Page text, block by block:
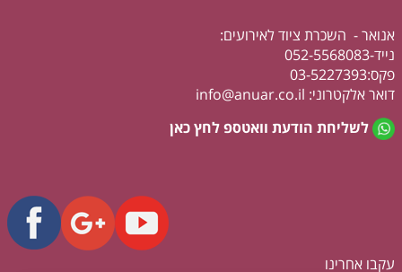
אנואר - השכרת ציוד לאירועים:
נייד-052-5568083
פקס:03-5227393
דואר אלקטרוני: info@anuar.co.il
לשליחת הודעת וואטספ לחץ כאן
עקבו אחרינו